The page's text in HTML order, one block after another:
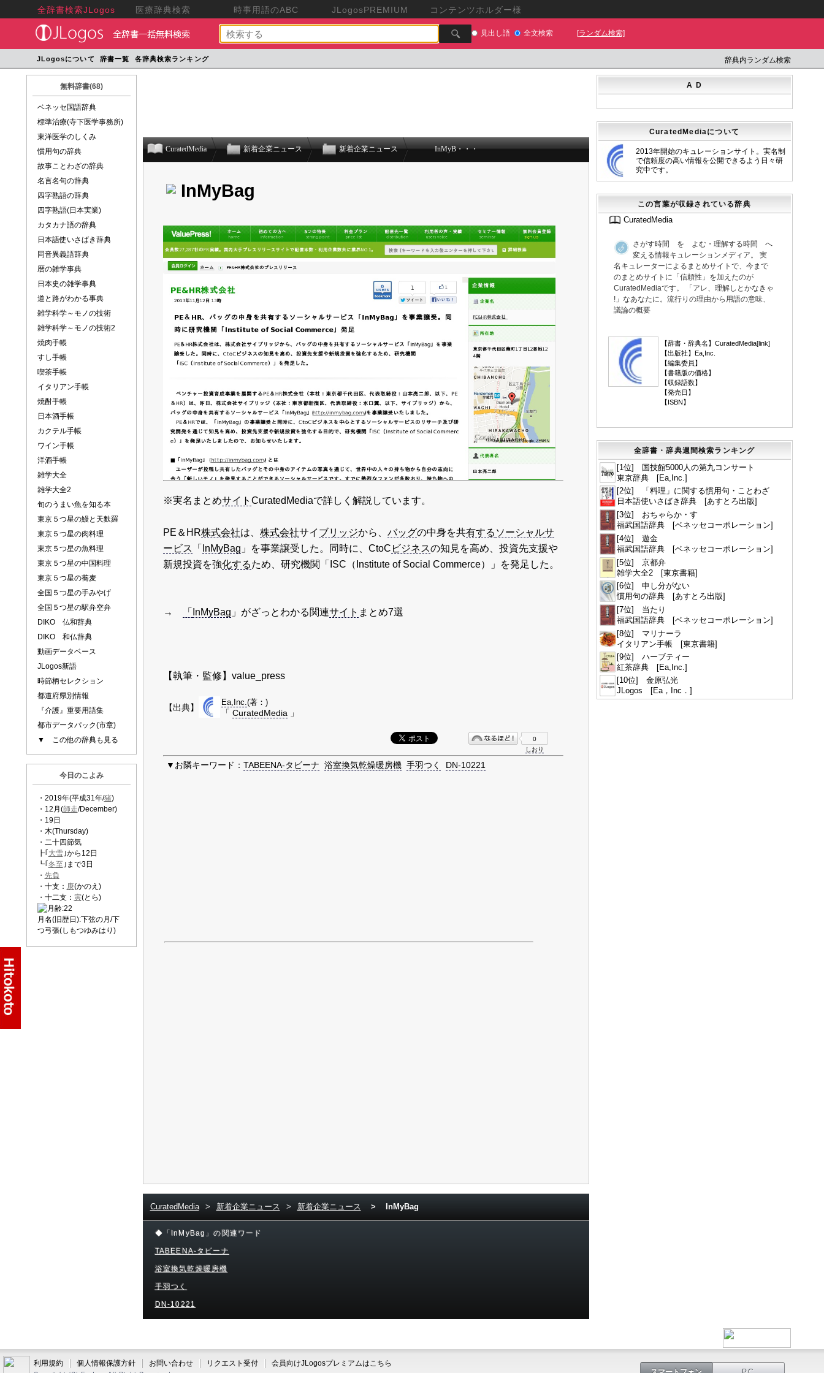
全辞書検索JLogos 医療辞典検索 時事用語のABC JLogosPREMIUM コンテンツホルダー様
見出し語 全文検索 [ランダム検索]
JLogosについて 辞書一覧 各辞典検索ランキング 辞典内ランダム検索
無料辞書(68)
ベネッセ国語辞典
標準治療(寺下医学事務所)
東洋医学のしくみ
慣用句の辞典
故事ことわざの辞典
名言名句の辞典
四字熟語の辞典
四字熟語(日本実業)
カタカナ語の辞典
日本語使いさばき辞典
同音異義語辞典
暦の雑学事典
日本史の雑学事典
道と路がわかる事典
雑学科学～モノの技術
雑学科学～モノの技術2
焼肉手帳
すし手帳
喫茶手帳
イタリアン手帳
焼酎手帳
日本酒手帳
カクテル手帳
ワイン手帳
洋酒手帳
雑学大全
雑学大全2
旬のうまい魚を知る本
東京５つ星の鰻と天麩羅
東京５つ星の肉料理
東京５つ星の魚料理
東京５つ星の中国料理
東京５つ星の蕎麦
全国５つ星の手みやげ
全国５つ星の駅弁空弁
DIKO 仏和辞典
DIKO 和仏辞典
動画データベース
JLogos新語
時節柄セレクション
都道府県別情報
『介護』重要用語集
都市データパック(市章)
▼ この他の辞典も見る
今日のこよみ
・2019年(平成31年/猪)
・12月(師走/December)
・19日
・木(Thursday)
・二十四節気
┣｢ 大雪｣から12日
┗｢ 冬至 ｣まで3日
・ 先負
・十支： 庚(かのえ)
・十二支： 寅(とら)
月名(旧歴日):下弦の月/下
つ弓張(しもつゆみはり)
CuratedMedia 新着企業ニュース 新着企業ニュース InMyB・・・
InMyBag
※実名まとめサイト CuratedMediaで詳しく解説しています。
PE＆HR株式会社は、 株式会社サイ ブリッジから、 バッグの中身を共有する ソーシャルサ
ービス 「 InMyBag 」を事業譲受した。同時に、CtoC ビジネスの知見を高め、投資先支援や
新規投資を強化するため、研究機関「ISC（Institute of Social Commerce）」を発足した。
→ 「 InMyBag 」がざっとわかる関連サイト まとめ7選
【執筆・監修】value_press
【出典】
Ea,Inc. (著：)
「 CuratedMedia 」
0
しおり
▼お隣キーワード： TABEENA-タビーナ 浴室換気乾燥暖房機 手羽つく DN-10221
CuratedMedia > 新着企業ニュース > 新着企業ニュース > InMyBag
◆「InMyBag」の関連ワード
TABEENA-タビーナ
浴室換気乾燥暖房機
手羽つく
DN-10221
A D
CuratedMediaについて
2013年開始のキュレーションサイト。実名制
で信頼度の高い情報を公開できるよう日々研
究中です。
この言葉が収録されている辞典
CuratedMedia
さがす時間 を よむ・理解する時間 へ
変える情報キュレーションメディア。 実
名キュレーターによるまとめサイトで、今まで
のまとめサイトに「信頼性」を加えたのが
CuratedMediaです。 「アレ、理解しとかなきゃ
!」なあなたに。流行りの理由から用語の意味、
議論の概要
【辞書・辞典名】CuratedMedia[link]
【出版社】Ea,Inc.
【編集委員】
【書籍版の価格】
【収録語数】
【発売日】
【ISBN】
全辞書・辞典週間検索ランキング
[1位] 国技館5000人の第九コンサート
東京辞典 [Ea,Inc.]
[2位] 「料理」に関する慣用句・ことわざ
日本語使いさばき辞典 [あすとろ出版]
[3位] おちゃらか・す
福武国語辞典 [ベネッセコーポレーション]
[4位] 遊金
福武国語辞典 [ベネッセコーポレーション]
[5位] 京都弁
雑学大全2 [東京書籍]
[6位] 申し分がない
慣用句の辞典 [あすとろ出版]
[7位] 当たり
福武国語辞典 [ベネッセコーポレーション]
[8位] マリナーラ
イタリアン手帳 [東京書籍]
[9位] ハーブティー
紅茶辞典 [Ea,Inc.]
[10位] 金原弘光
JLogos [Ea，Inc．]
利用規約 個人情報保護方針 お問い合わせ リクエスト受付
会員向けJLogosプレミアムはこちら